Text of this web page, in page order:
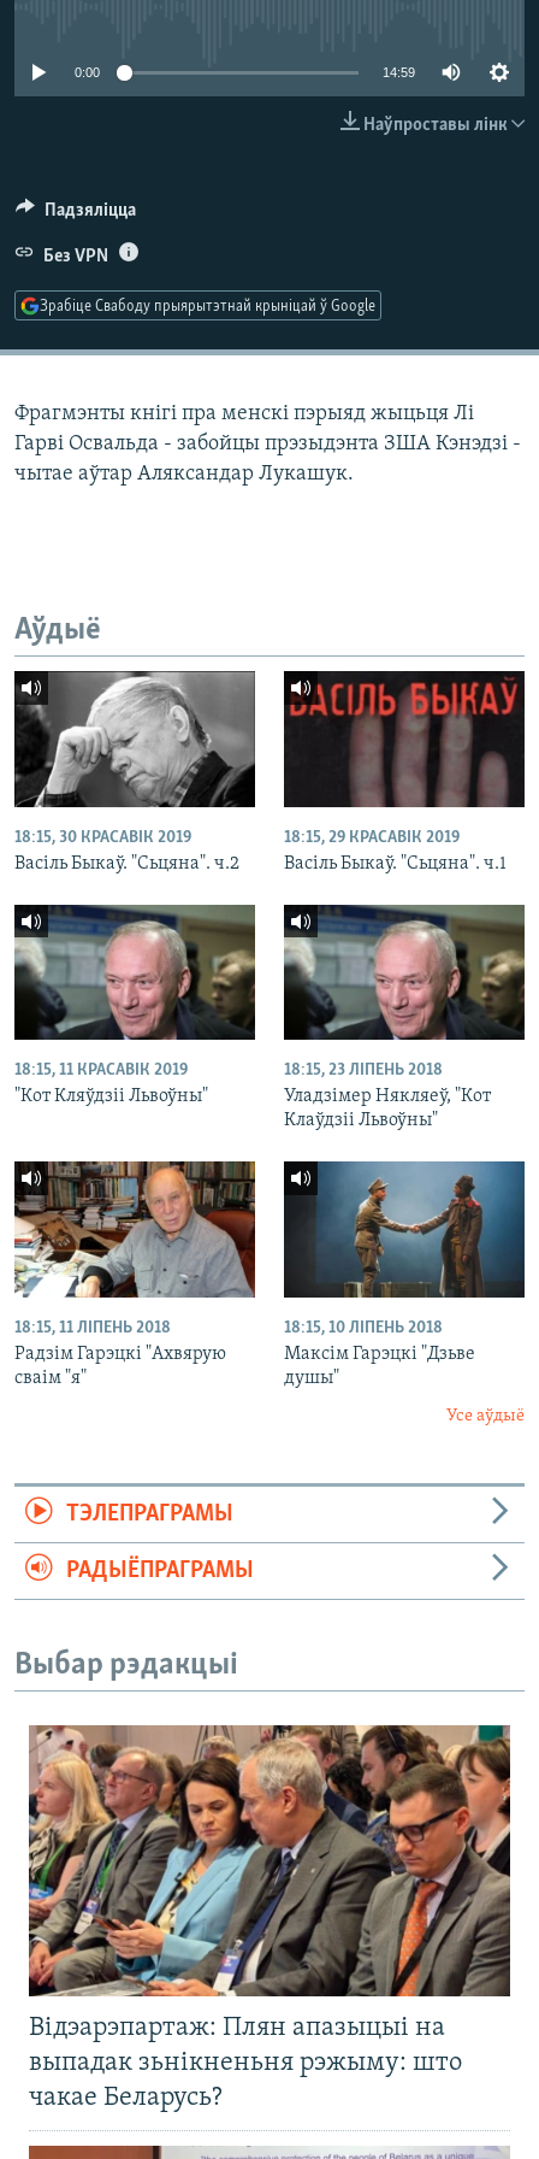
0:00 14:59
Наўпроставы лінк
Падзяліцца
Без VPN
Зрабіце Свабоду прыярытэтнай крыніцай ў Google
Фрагмэнты кнігі пра менскі пэрыяд жыцьця Лі
Гарві Освальда - забойцы прэзыдэнта ЗША Кэнэдзі -
чытае аўтар Аляксандар Лукашук.
Аўдыё
18:15, 30 КРАСАВІК 2019
Васіль Быкаў. "Сьцяна". ч.2
18:15, 29 КРАСАВІК 2019
Васіль Быкаў. "Сьцяна". ч.1
18:15, 11 КРАСАВІК 2019
"Кот Кляўдзіі Львоўны"
18:15, 23 ЛІПЕНЬ 2018
Уладзімер Някляеў, "Кот
Клаўдзіі Львоўны"
18:15, 11 ЛІПЕНЬ 2018
Радзім Гарэцкі "Ахвярую
сваім "я"
18:15, 10 ЛІПЕНЬ 2018
Максім Гарэцкі "Дзьве
душы"
Усе аўдыё
ТЭЛЕПРАГРАМЫ
РАДЫЁПРАГРАМЫ
Выбар рэдакцыі
Відэарэпартаж: Плян апазыцыі на
выпадак зьнікненьня рэжыму: што
чакае Беларусь?